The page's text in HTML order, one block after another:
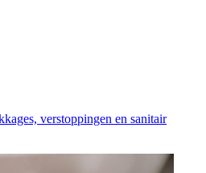
verstoppingen en sanitair